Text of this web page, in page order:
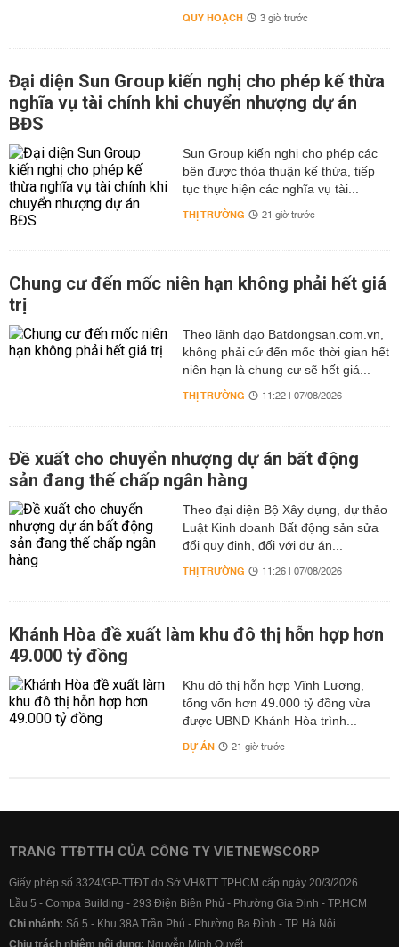
QUY HOẠCH 3 giờ trước
Đại diện Sun Group kiến nghị cho phép kế thừa
nghĩa vụ tài chính khi chuyển nhượng dự án
BĐS
Sun Group kiến nghị cho phép các
bên được thỏa thuận kế thừa, tiếp
tục thực hiện các nghĩa vụ tài...
THỊ TRƯỜNG 21 giờ trước
Chung cư đến mốc niên hạn không phải hết giá
trị
Theo lãnh đạo Batdongsan.com.vn,
không phải cứ đến mốc thời gian hết
niên hạn là chung cư sẽ hết giá...
THỊ TRƯỜNG 11:22 | 07/08/2026
Đề xuất cho chuyển nhượng dự án bất động
sản đang thế chấp ngân hàng
Theo đại diện Bộ Xây dựng, dự thảo
Luật Kinh doanh Bất động sản sửa
đổi quy định, đối với dự án...
THỊ TRƯỜNG 11:26 | 07/08/2026
Khánh Hòa đề xuất làm khu đô thị hỗn hợp hơn
49.000 tỷ đồng
Khu đô thị hỗn hợp Vĩnh Lương,
tổng vốn hơn 49.000 tỷ đồng vừa
được UBND Khánh Hòa trình...
DỰ ÁN 21 giờ trước
TRANG TTĐTTH CỦA CÔNG TY VIETNEWSCORP
Giấy phép số 3324/GP-TTĐT do Sở VH&TT TPHCM cấp ngày 20/3/2026
Lầu 5 - Compa Building - 293 Điện Biên Phủ - Phường Gia Định - TP.HCM
Chi nhánh: Số 5 - Khu 38A Trần Phú - Phường Ba Đình - TP. Hà Nội
Chịu trách nhiệm nội dung: Nguyễn Minh Quyết